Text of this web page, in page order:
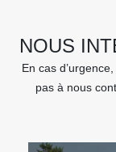
NOUS
En cas
pas à nous